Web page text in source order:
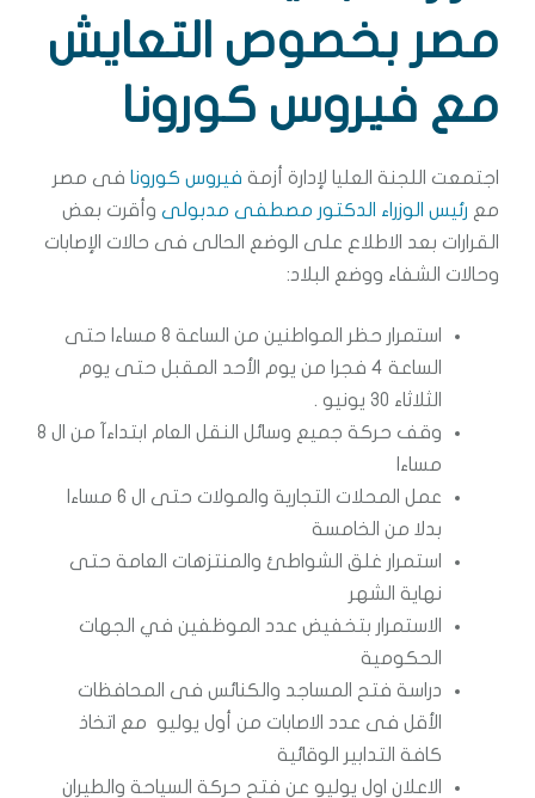
مصر بخصوص التعايش
مع فيروس كورونا
اجتمعت اللجنة العليا لإدارة أزمة فيروس كورونا فى مصر
مع رئيس الوزراء الدكتور مصطفى مدبولى وأقرت بعض
القرارات بعد الاطلاع على الوضع الحالى فى حالات الإصابات
وحالات الشفاء ووضع البلاد:
استمرار حظر المواطنين من الساعة 8 مساءا حتى
الساعة 4 فجرا من يوم الأحد المقبل حتى يوم
الثلاثاء 30 يونيو .
وقف حركة جميع وسائل النقل العام ابتداءآ من ال 8
مساءا
عمل المحلات التجارية والمولات حتى ال 6 مساءا
بدلا من الخامسة
استمرار غلق الشواطئ والمنتزهات العامة حتى
نهاية الشهر
الاستمرار بتخفيض عدد الموظفين في الجهات
الحكومية
دراسة فتح المساجد والكنائس فى المحافظات
الأقل فى عدد الاصابات من أول يوليو مع اتخاذ
كافة التدابير الوقائية
الاعلان اول يوليو عن فتح حركة السياحة والطيران